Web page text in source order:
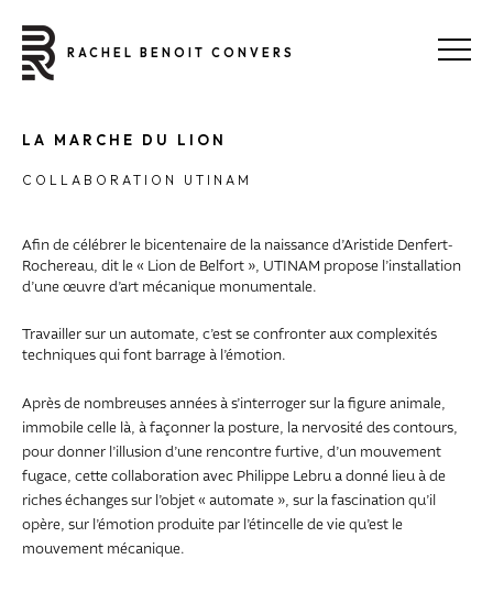
RACHEL BENOIT CONVERS
LA MARCHE DU LION
COLLABORATION UTINAM
Afin de célébrer le bicentenaire de la naissance d’Aristide Denfert-
Rochereau, dit le « Lion de Belfort », UTINAM propose l’installation
d’une œuvre d’art mécanique monumentale.
Travailler sur un automate, c’est se confronter aux complexités
techniques qui font barrage à l’émotion.
Après de nombreuses années à s’interroger sur la figure animale,
immobile celle là, à façonner la posture, la nervosité des contours,
pour donner l’illusion d’une rencontre furtive, d’un mouvement
fugace, cette collaboration avec Philippe Lebru a donné lieu à de
riches échanges sur l’objet « automate », sur la fascination qu’il
opère, sur l’émotion produite par l’étincelle de vie qu’est le
mouvement mécanique.